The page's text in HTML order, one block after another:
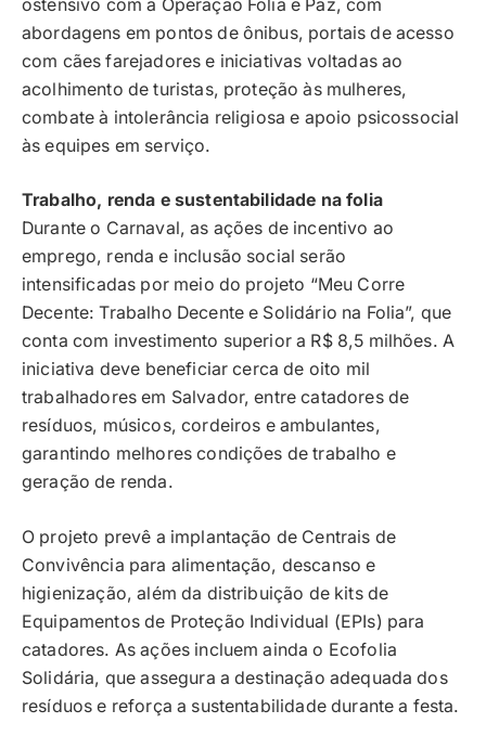
ostensivo com a Operação Folia e Paz, com
abordagens em pontos de ônibus, portais de acesso
com cães farejadores e iniciativas voltadas ao
acolhimento de turistas, proteção às mulheres,
combate à intolerância religiosa e apoio psicossocial
às equipes em serviço.
Trabalho, renda e sustentabilidade na folia
Durante o Carnaval, as ações de incentivo ao
emprego, renda e inclusão social serão
intensificadas por meio do projeto “Meu Corre
Decente: Trabalho Decente e Solidário na Folia”, que
conta com investimento superior a R$ 8,5 milhões. A
iniciativa deve beneficiar cerca de oito mil
trabalhadores em Salvador, entre catadores de
resíduos, músicos, cordeiros e ambulantes,
garantindo melhores condições de trabalho e
geração de renda.
O projeto prevê a implantação de Centrais de
Convivência para alimentação, descanso e
higienização, além da distribuição de kits de
Equipamentos de Proteção Individual (EPIs) para
catadores. As ações incluem ainda o Ecofolia
Solidária, que assegura a destinação adequada dos
resíduos e reforça a sustentabilidade durante a festa.